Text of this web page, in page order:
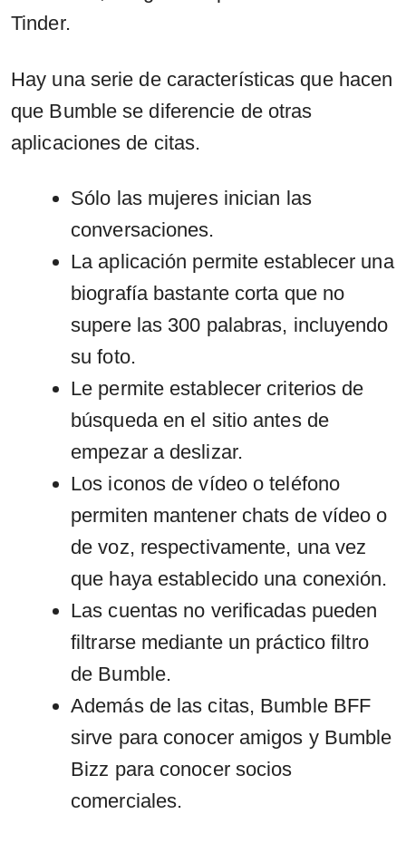
Tinder.
Hay una serie de características que hacen
que Bumble se diferencie de otras
aplicaciones de citas.
Sólo las mujeres inician las
conversaciones.
La aplicación permite establecer una
biografía bastante corta que no
supere las 300 palabras, incluyendo
su foto.
Le permite establecer criterios de
búsqueda en el sitio antes de
empezar a deslizar.
Los iconos de vídeo o teléfono
permiten mantener chats de vídeo o
de voz, respectivamente, una vez
que haya establecido una conexión.
Las cuentas no verificadas pueden
filtrarse mediante un práctico filtro
de Bumble.
Además de las citas, Bumble BFF
sirve para conocer amigos y Bumble
Bizz para conocer socios
comerciales.